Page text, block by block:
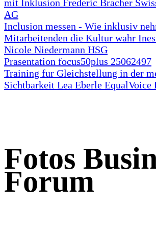
mit Inklusion Frederic Bracher
AG
Inclusion messen - Wie inklusiv
Mitarbeitenden die Kultur wahr
Nicole Niedermann HSG
Prasentation focus50plus 25062497
Training fur Gleichstellung in der
Sichtbarkeit Lea Eberle EqualVoice
Fotos
Forum